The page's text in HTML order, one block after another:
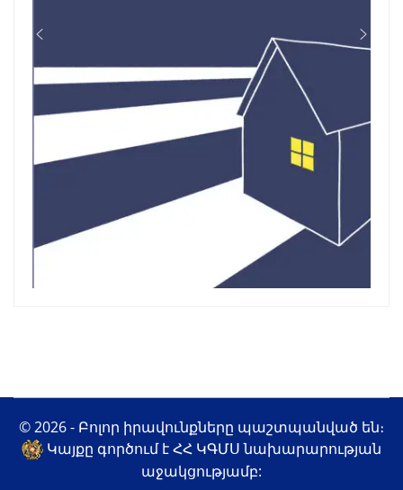
© 2026 - Բոլոր իրավունքները պաշտպանված են։
Կայքը գործում է ՀՀ ԿԳՄՍ նախարարության
աջակցությամբ: